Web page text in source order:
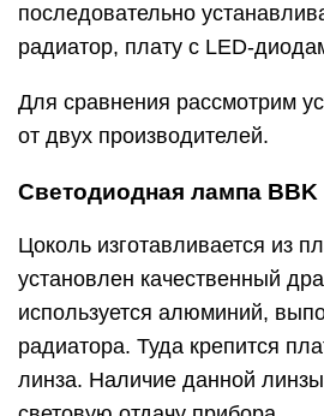
последовательно
радиатор, плату с LED-
Для сравнения рассмотрим
от двух производителей.
Светодиодная лампа BBK
Цоколь изготавливается из
установлен качественный
используется алюминий,
радиатора. Туда крепится
линза. Наличие данной